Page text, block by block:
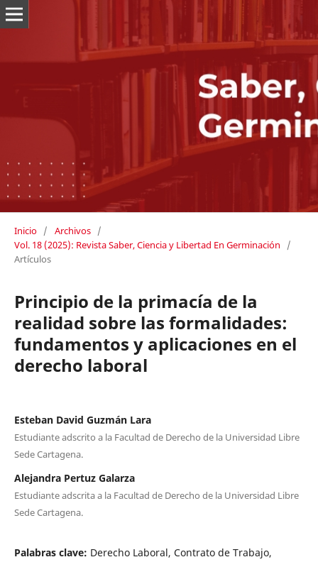
Inicio / Archivos /
Vol. 18 (2025): Revista Saber, Ciencia y Libertad En Germinación
/
Artículos
Principio de la primacía de la
realidad sobre las formalidades:
fundamentos y aplicaciones en el
derecho laboral
Esteban David Guzmán Lara
Estudiante adscrito a la Facultad de Derecho de la Universidad Libre
Sede Cartagena.
Alejandra Pertuz Galarza
Estudiante adscrita a la Facultad de Derecho de la Universidad Libre
Sede Cartagena.
Palabras clave: Derecho Laboral, Contrato de Trabajo,